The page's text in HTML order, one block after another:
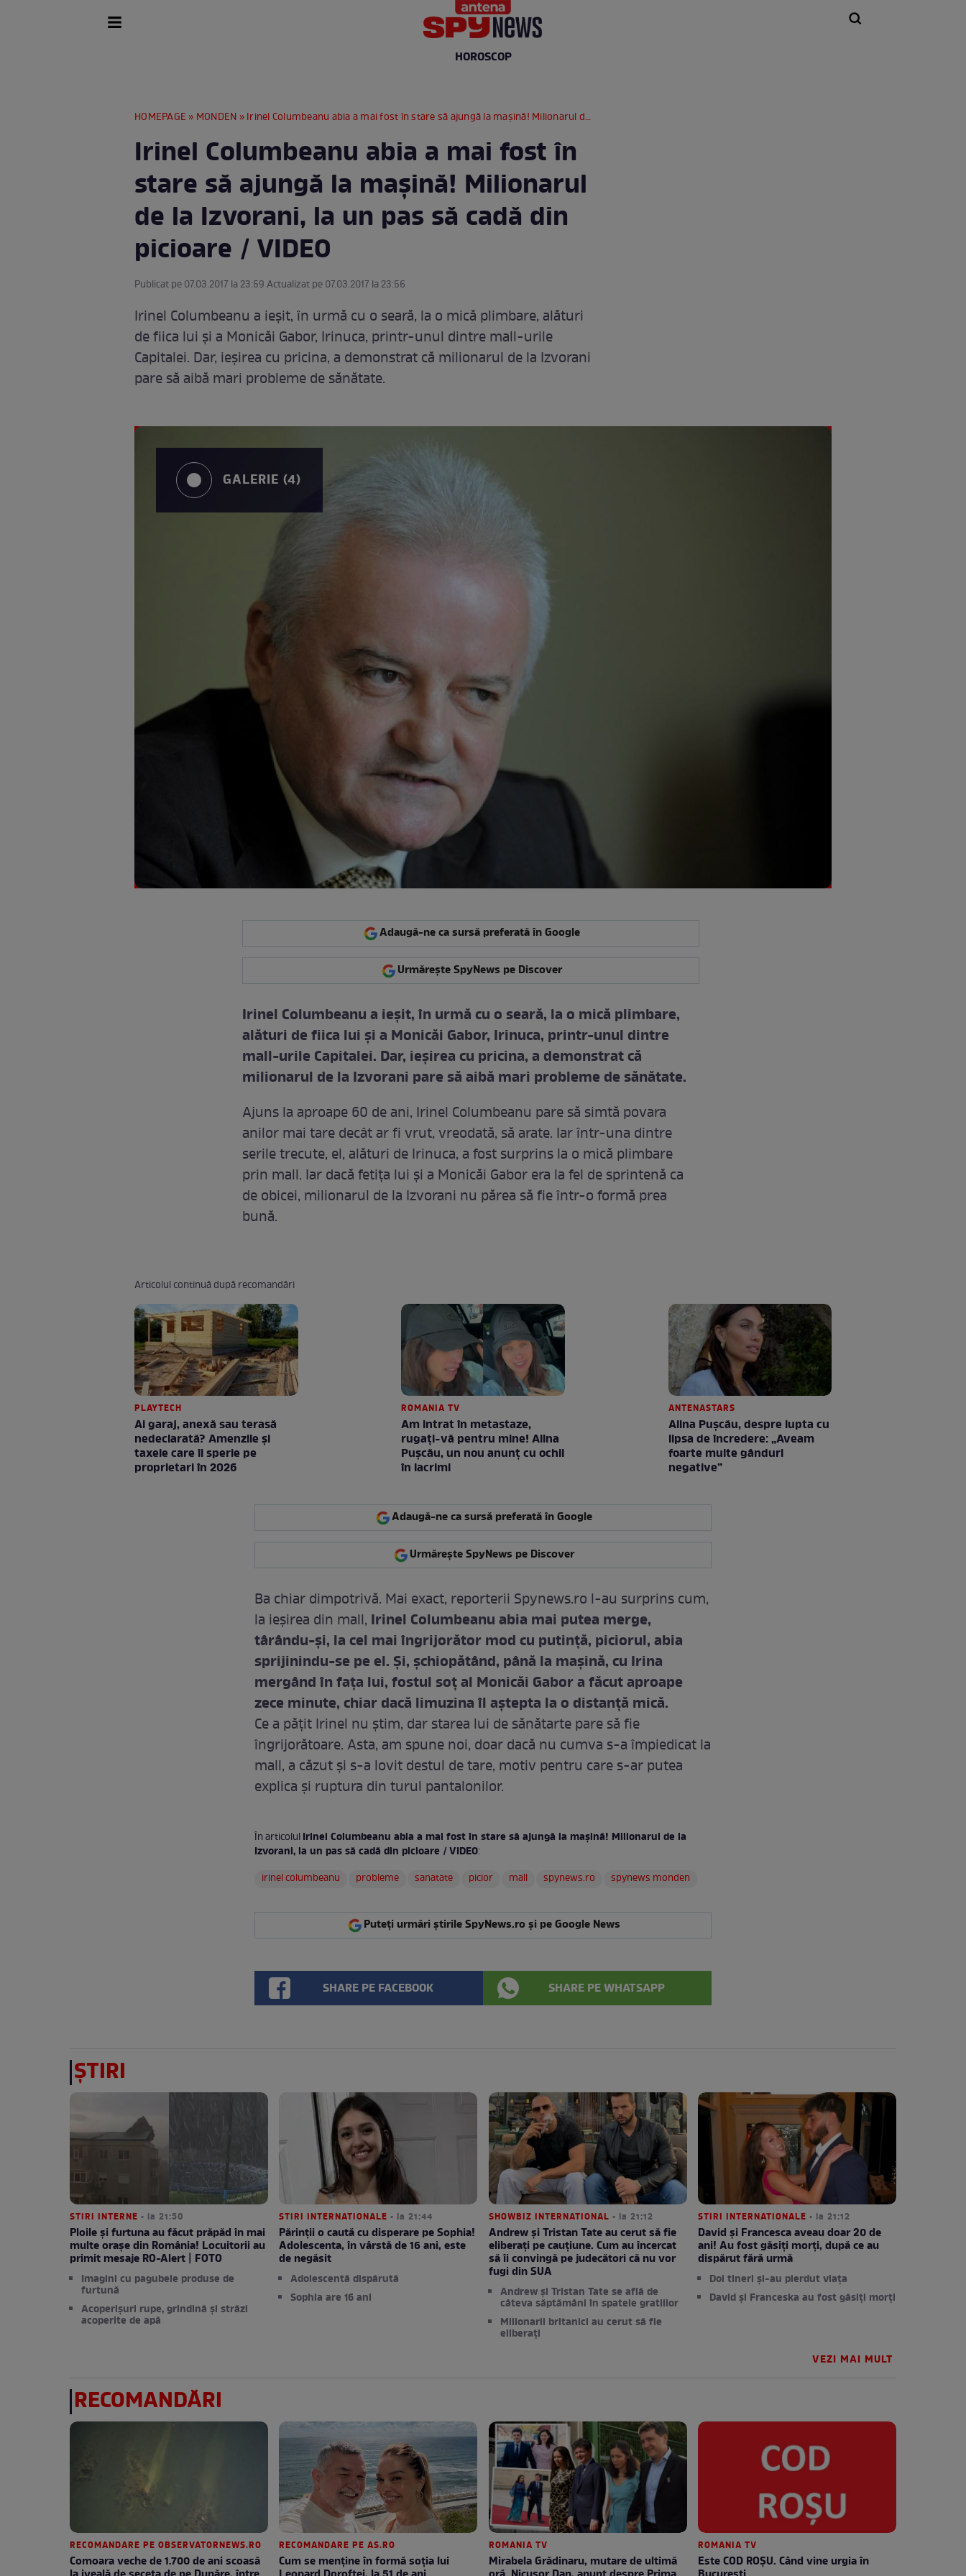
HOROSCOP
HOMEPAGE » MONDEN » Irinel Columbeanu abia a mai fost în stare să ajungă la mașină! Milionarul de la Izvorani, la un pas să cadă din picioare / VIDEO
Irinel Columbeanu abia a mai fost în
stare să ajungă la mașină! Milionarul
de la Izvorani, la un pas să cadă din
picioare / VIDEO
Publicat pe 07.03.2017 la 23:59 Actualizat pe 07.03.2017 la 23:56
Irinel Columbeanu a ieșit, în urmă cu o seară, la o mică plimbare, alături
de fiica lui și a Monicăi Gabor, Irinuca, printr-unul dintre mall-urile
Capitalei. Dar, ieșirea cu pricina, a demonstrat că milionarul de la Izvorani
pare să aibă mari probleme de sănătate.
GALERIE (4)
Adaugă-ne ca sursă preferată în Google
Urmărește SpyNews pe Discover
Irinel Columbeanu a ieșit, în urmă cu o seară, la o mică plimbare,
alături de fiica lui și a Monicăi Gabor, Irinuca, printr-unul dintre
mall-urile Capitalei. Dar, ieșirea cu pricina, a demonstrat că
milionarul de la Izvorani pare să aibă mari probleme de sănătate.
Ajuns la aproape 60 de ani, Irinel Columbeanu pare să simtă povara
anilor mai tare decât ar fi vrut, vreodată, să arate. Iar într-una dintre
serile trecute, el, alături de Irinuca, a fost surprins la o mică plimbare
prin mall. Iar dacă fetița lui și a Monicăi Gabor era la fel de sprintenă ca
de obicei, milionarul de la Izvorani nu părea să fie într-o formă prea
bună.
Articolul continuă după recomandări
PLAYTECH
Ai garaj, anexă sau terasă
nedeclarată? Amenzile și
taxele care îi sperie pe
proprietari în 2026
ROMANIA TV
Am intrat în metastaze,
rugaţi-vă pentru mine! Alina
Puşcău, un nou anunţ cu ochii
în lacrimi
ANTENASTARS
Alina Pușcău, despre lupta cu
lipsa de încredere: „Aveam
foarte multe gânduri
negative”
Adaugă-ne ca sursă preferată în Google
Urmărește SpyNews pe Discover
Ba chiar dimpotrivă. Mai exact, reporterii Spynews.ro l-au surprins cum,
la ieșirea din mall, Irinel Columbeanu abia mai putea merge,
târându-și, la cel mai îngrijorător mod cu putință, piciorul, abia
sprijinindu-se pe el. Și, șchiopătând, până la mașină, cu Irina
mergând în fața lui, fostul soț al Monicăi Gabor a făcut aproape
zece minute, chiar dacă limuzina îl aștepta la o distanță mică.
Ce a pățit Irinel nu știm, dar starea lui de sănătarte pare să fie
îngrijorătoare. Asta, am spune noi, doar dacă nu cumva s-a împiedicat la
mall, a căzut și s-a lovit destul de tare, motiv pentru care s-ar putea
explica și ruptura din turul pantalonilor.
În articolulIrinel Columbeanu abia a mai fost în stare să ajungă la mașină! Milionarul de la
Izvorani, la un pas să cadă din picioare / VIDEO:
irinel columbeanu
probleme sanatate picior mall spynews.ro spynews monden
Puteți urmări știrile SpyNews.ro și pe Google News
SHARE PE FACEBOOK SHARE PE WHATSAPP
ȘTIRI
STIRI INTERNE • la 21:50
Ploile și furtuna au făcut prăpăd în mai
multe orașe din România! Locuitorii au
primit mesaje RO-Alert | FOTO
Imagini cu pagubele produse de
furtună
Acoperișuri rupe, grindină și străzi
acoperite de apă
STIRI INTERNATIONALE • la 21:44
Părinții o caută cu disperare pe Sophia!
Adolescenta, în vârstă de 16 ani, este
de negăsit
Adolescentă dispărută
Sophia are 16 ani
SHOWBIZ INTERNATIONAL • la 21:12
Andrew și Tristan Tate au cerut să fie
eliberați pe cauțiune. Cum au încercat
să îi convingă pe judecători că nu vor
fugi din SUA
Andrew și Tristan Tate se află de
câteva săptămâni în spatele gratiilor
Milionarii britanici au cerut să fie
eliberați
STIRI INTERNATIONALE • la 21:12
David și Francesca aveau doar 20 de
ani! Au fost găsiți morți, după ce au
dispărut fără urmă
Doi tineri și-au pierdut viața
David și Franceska au fost găsiți morți
VEZI MAI MULT
RECOMANDĂRI
RECOMANDARE PE OBSERVATORNEWS.RO
Comoara veche de 1.700 de ani scoasă
RECOMANDARE PE AS.RO
Cum se menţine în formă soţia lui
ROMANIA TV
Mirabela Grădinaru, mutare de ultimă
ROMANIA TV
Este COD ROŞU. Când vine urgia în